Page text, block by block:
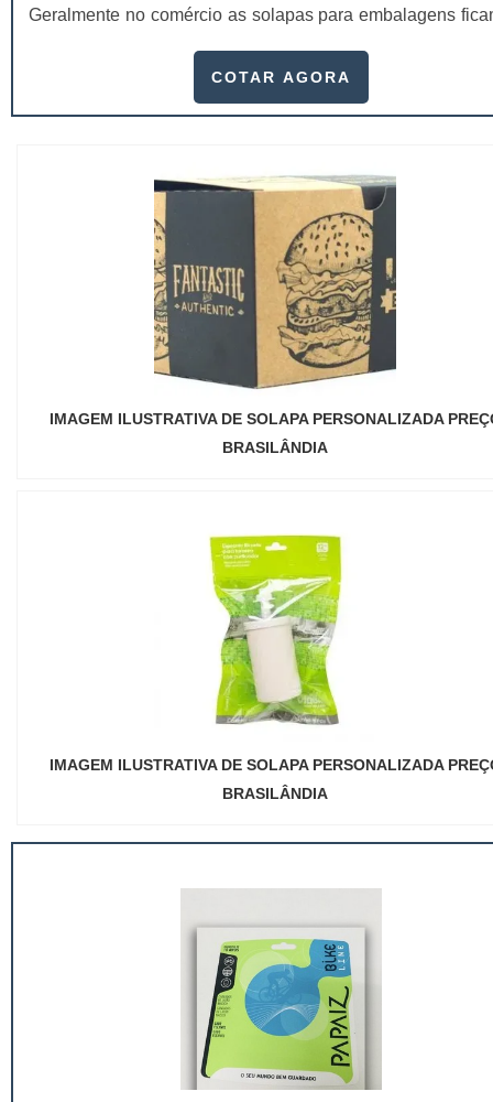
Geralmente no comércio as solapas para embalagens
solapasSaquinhos de alho;
ainda são impressas de maneira exclusiva e
COTAR AGORA
IMAGEM ILUSTRATIVA DE SOLAPA PERSONALIZADA
BRASILÂNDIA
IMAGEM ILUSTRATIVA DE SOLAPA PERSONALIZADA
BRASILÂNDIA